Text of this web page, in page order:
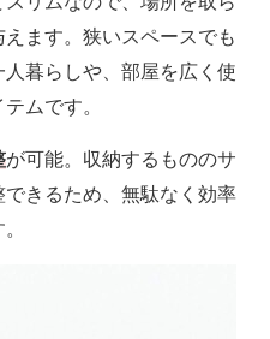
えます。狭いスペースでも
暮らしや、部屋を広く使
ムです。
が可能。収納するもののサ
きるため、無駄なく効率